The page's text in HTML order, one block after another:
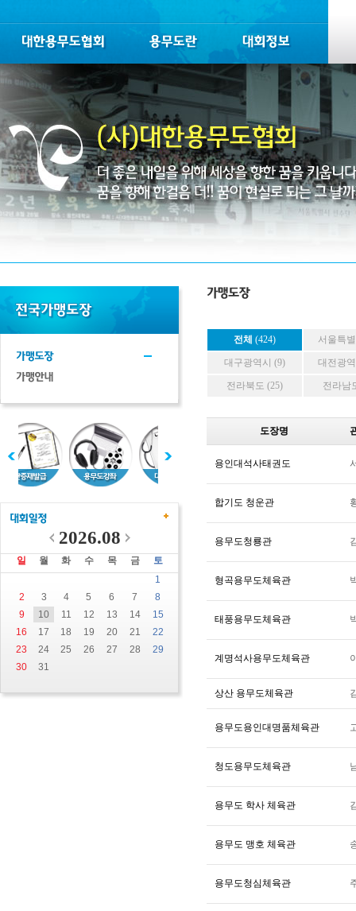
2026.08
일 월 화 수 목 금
토
1
2
3 4 5 6 7
8
9
10 11 12 13 14
15
16
17 18 19 20 21
22
23
24 25 26 27 28
29
30
31
전체 (424) 서울특
대구광역시 (9) 대전광
전라북도 (25) 전라남
도장명
용인대석사태권도
합기도 청운관
용무도청룡관
형곡용무도체육관
태풍용무도체육관
계명석사용무도체육관
상산 용무도체육관
용무도용인대명품체육관
청도용무도체육관
용무도 학사 체육관
용무도 맹호 체육관
용무도청심체육관